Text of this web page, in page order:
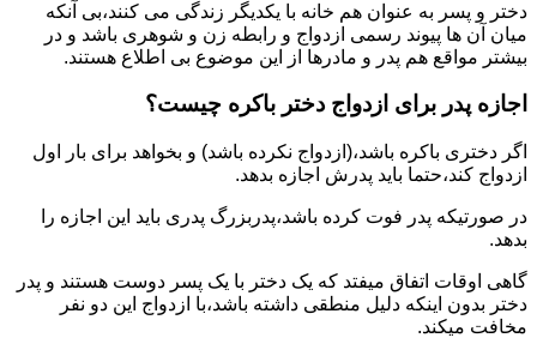
دختر و پسر به عنوان هم خانه با یکدیگر زندگی می کنند،بی آنکه
میان آن ها پیوند رسمی ازدواج و رابطه زن و شوهری باشد و در
بیشتر مواقع هم پدر و مادرها از این موضوع بی اطلاع هستند.
اجازه پدر برای ازدواج دختر باکره چیست؟
اگر دختری باکره باشد،(ازدواج نکرده باشد) و بخواهد برای بار اول
ازدواج کند،حتما باید پدرش اجازه بدهد.
در صورتیکه پدر فوت کرده باشد،پدربزرگ پدری باید این اجازه را
بدهد.
گاهی اوقات اتفاق میفتد که یک دختر با یک پسر دوست هستند و پدر
دختر بدون اینکه دلیل منطقی داشته باشد،با ازدواج این دو نفر
مخافت میکند.